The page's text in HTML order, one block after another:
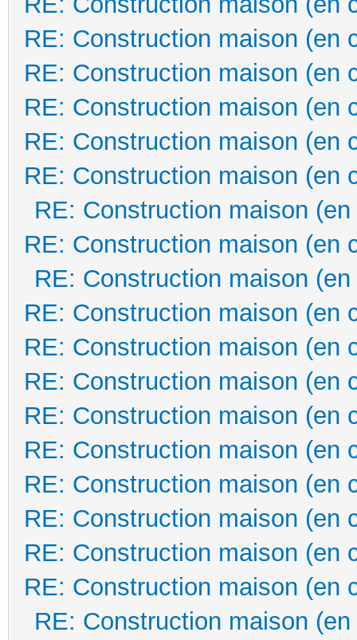
RE: Construction maison (en
RE: Construction maison (en
RE: Construction maison (en
RE: Construction maison (en
RE: Construction maison (en
RE: Construction maison
RE: Construction maison (en
RE: Construction maison
RE: Construction maison (en
RE: Construction maison (en
RE: Construction maison (en
RE: Construction maison (en
RE: Construction maison (en
RE: Construction maison (en
RE: Construction maison (en
RE: Construction maison (en
RE: Construction maison (en
RE: Construction maison